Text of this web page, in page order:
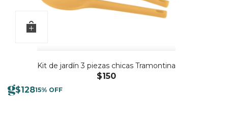
Kit de jardín 3 piezas chicas Tramontina
$150
$12815% OFF